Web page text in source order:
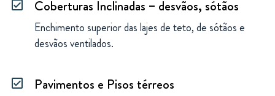
check_box Coberturas Inclinadas – desvãos, sótãos
Enchimento superior das lajes de teto, de sótãos e
desvãos ventilados.
check_box Pavimentos e Pisos térreos